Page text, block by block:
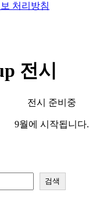
처리방침
전시
전시 준비중
9월에 시작됩니다.
검색